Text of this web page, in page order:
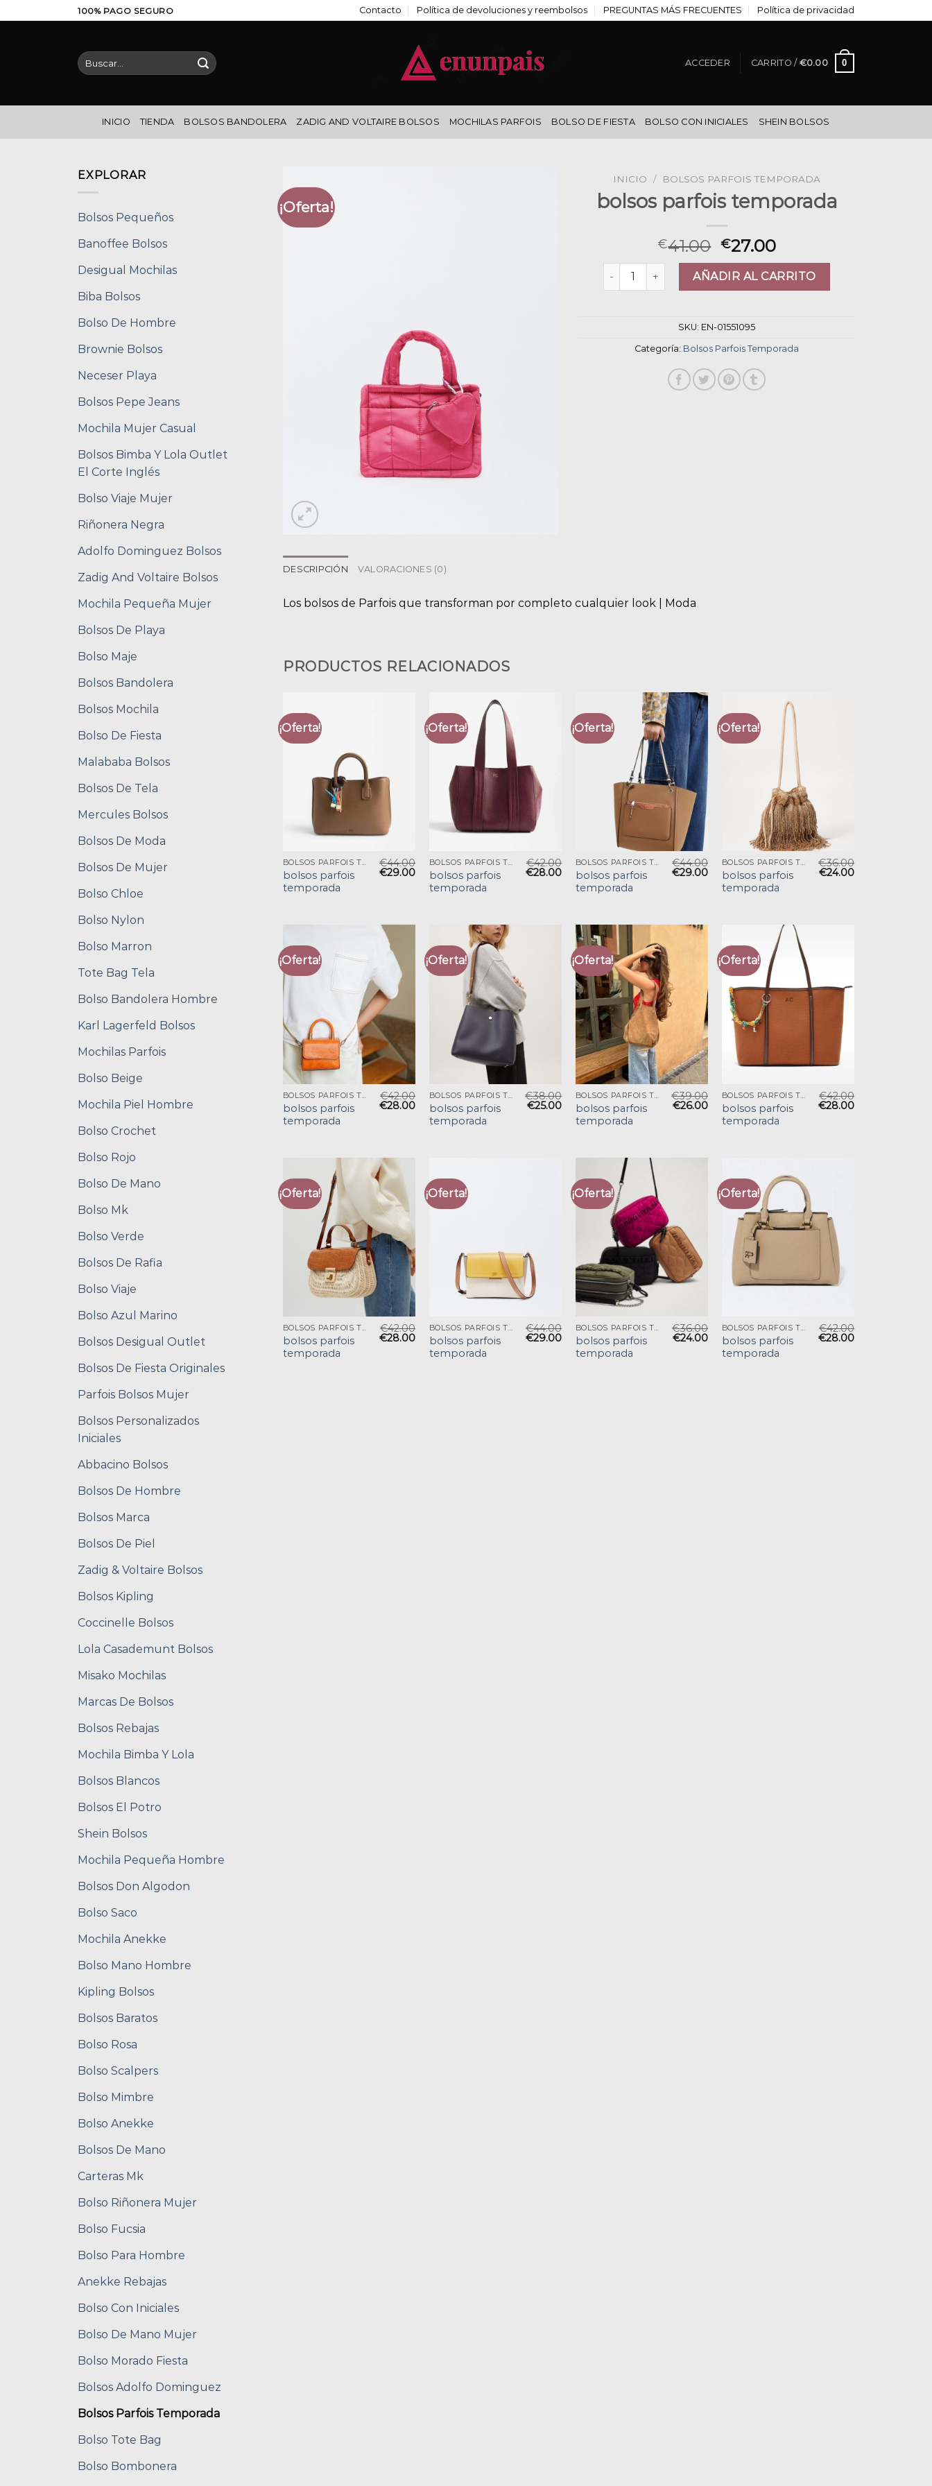
al
100% PAGO SEGURO Contacto Política de devoluciones y reembolsos PREGUNTAS MÁS FRECUENTES Política de privacidad
Buscar
por:
ACCEDER CARRITO / €0.00 0
INICIO TIENDA BOLSOS BANDOLERA ZADIG AND VOLTAIRE BOLSOS MOCHILAS PARFOIS BOLSO DE FIESTA BOLSO CON INICIALES SHEIN BOLSOS
EXPLORAR
Bolsos Pequeños
Banoffee Bolsos
Desigual Mochilas
Biba Bolsos
Bolso De Hombre
Brownie Bolsos
Neceser Playa
Bolsos Pepe Jeans
Mochila Mujer Casual
Bolsos Bimba Y Lola Outlet
El Corte Inglés
Bolso Viaje Mujer
Riñonera Negra
Adolfo Dominguez Bolsos
Zadig And Voltaire Bolsos
Mochila Pequeña Mujer
Bolsos De Playa
Bolso Maje
Bolsos Bandolera
Bolsos Mochila
Bolso De Fiesta
Malababa Bolsos
Bolsos De Tela
Mercules Bolsos
Bolsos De Moda
Bolsos De Mujer
Bolso Chloe
Bolso Nylon
Bolso Marron
Tote Bag Tela
Bolso Bandolera Hombre
Karl Lagerfeld Bolsos
Mochilas Parfois
Bolso Beige
Mochila Piel Hombre
Bolso Crochet
Bolso Rojo
Bolso De Mano
Bolso Mk
Bolso Verde
Bolsos De Rafia
Bolso Viaje
Bolso Azul Marino
Bolsos Desigual Outlet
Bolsos De Fiesta Originales
Parfois Bolsos Mujer
Bolsos Personalizados
Iniciales
Abbacino Bolsos
Bolsos De Hombre
Bolsos Marca
Bolsos De Piel
Zadig & Voltaire Bolsos
Bolsos Kipling
Coccinelle Bolsos
Lola Casademunt Bolsos
Misako Mochilas
Marcas De Bolsos
Bolsos Rebajas
Mochila Bimba Y Lola
Bolsos Blancos
Bolsos El Potro
Shein Bolsos
Mochila Pequeña Hombre
Bolsos Don Algodon
Bolso Saco
Mochila Anekke
Bolso Mano Hombre
Kipling Bolsos
Bolsos Baratos
Bolso Rosa
Bolso Scalpers
Bolso Mimbre
Bolso Anekke
Bolsos De Mano
Carteras Mk
Bolso Riñonera Mujer
Bolso Fucsia
Bolso Para Hombre
Anekke Rebajas
Bolso Con Iniciales
Bolso De Mano Mujer
Bolso Morado Fiesta
Bolsos Adolfo Dominguez
Bolsos Parfois Temporada
Bolso Tote Bag
Bolso Bombonera
¡Oferta!
INICIO / BOLSOS PARFOIS TEMPORADA
bolsos parfois temporada
€41.00 €27.00
bolsos parfois temporada cantidad
AÑADIR AL CARRITO
SKU: EN-01551095
Categoría: Bolsos Parfois Temporada
DESCRIPCIÓN VALORACIONES (0)
Los bolsos de Parfois que transforman por completo cualquier look | Moda
PRODUCTOS RELACIONADOS
¡Oferta!
BOLSOS PARFOIS TEMPORADA
bolsos parfois
temporada
€44.00
€29.00
¡Oferta!
BOLSOS PARFOIS TEMPORADA
bolsos parfois
temporada
€42.00
€28.00
¡Oferta!
BOLSOS PARFOIS TEMPORADA
bolsos parfois
temporada
€44.00
€29.00
¡Oferta!
BOLSOS PARFOIS TEMPORADA
bolsos parfois
temporada
€36.00
€24.00
¡Oferta!
BOLSOS PARFOIS TEMPORADA
bolsos parfois
temporada
€42.00
€28.00
¡Oferta!
BOLSOS PARFOIS TEMPORADA
bolsos parfois
temporada
€38.00
€25.00
¡Oferta!
BOLSOS PARFOIS TEMPORADA
bolsos parfois
temporada
€39.00
€26.00
¡Oferta!
BOLSOS PARFOIS TEMPORADA
bolsos parfois
temporada
€42.00
€28.00
¡Oferta!
BOLSOS PARFOIS TEMPORADA
bolsos parfois
temporada
€42.00
€28.00
¡Oferta!
BOLSOS PARFOIS TEMPORADA
bolsos parfois
temporada
€44.00
€29.00
¡Oferta!
BOLSOS PARFOIS TEMPORADA
bolsos parfois
temporada
€36.00
€24.00
¡Oferta!
BOLSOS PARFOIS TEMPORADA
bolsos parfois
temporada
€42.00
€28.00